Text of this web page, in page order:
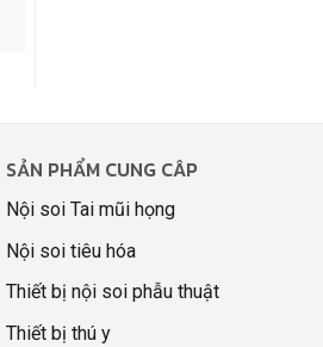
SẢN PHẨM CUNG CÂP
Nội soi Tai mũi họng
Nội soi tiêu hóa
Thiết bị nội soi phẫu thuật
Thiết bị thú y